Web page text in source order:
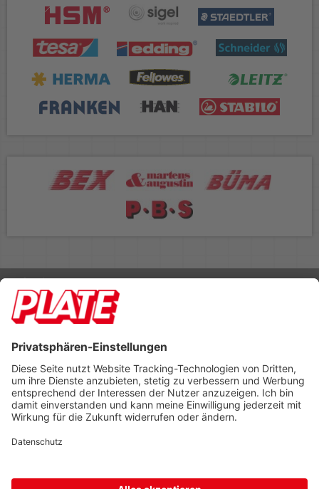
Rufen Sie uns an 04298 401-0
Lieferbedingungen Impressum
Footer anzeigen
PLATE Büromaterial Vertriebs GmbH
Hilligenwarf 5